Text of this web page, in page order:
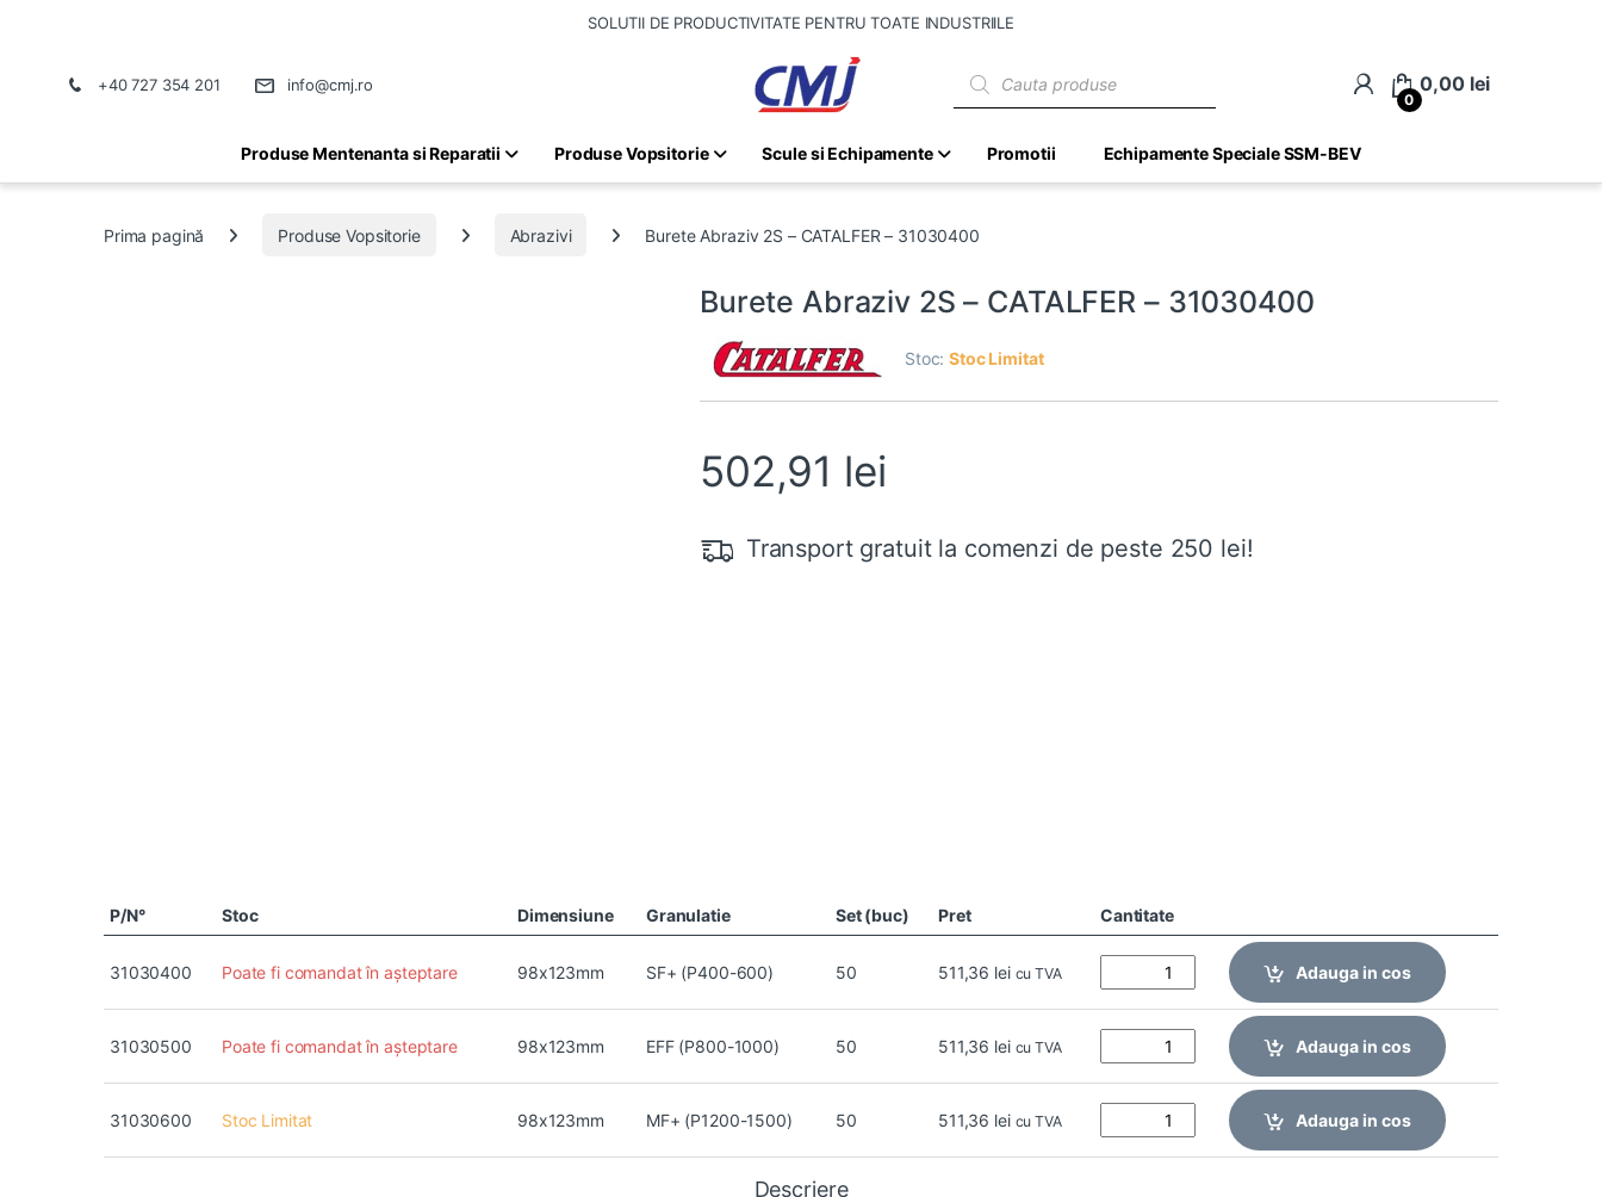
SOLUTII DE PRODUCTIVITATE PENTRU TOATE INDUSTRIILE
+40 727 354 201 info@cmj.ro
0
0,00 lei
Produse Mentenanta si Reparatii Produse Vopsitorie Scule si Echipamente Promotii Echipamente Speciale SSM-BEV
Prima pagină Produse Vopsitorie Abrazivi Burete Abraziv 2S – CATALFER – 31030400
Burete Abraziv 2S – CATALFER – 31030400
Stoc:Stoc Limitat
502,91 lei
Transport gratuit la comenzi de peste 250 lei!
P/N° Stoc Dimensiune Granulatie Set (buc) Pret Cantitate
31030400 Poate fi comandat în așteptare 98x123mm SF+ (P400-600) 50 511,36 lei cu TVA Adauga in cos
31030500 Poate fi comandat în așteptare 98x123mm EFF (P800-1000) 50 511,36 lei cu TVA Adauga in cos
31030600 Stoc Limitat 98x123mm MF+ (P1200-1500) 50 511,36 lei cu TVA Adauga in cos
Descriere